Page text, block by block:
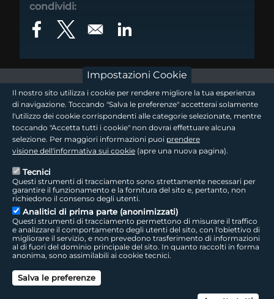
condividi:
Opens in a new window
Opens in a new windowOpens in a new window
footer - sezione logo 1
footer - sezione logo2
footer - sezione colophon
Sede Legale: Via della Liberazione, 15 - 40128 Bologna BO
Capitale Sociale interamente versato ad oggi: € 69.881.000,00 | P.IVA/C.F.
footer - sezione link utili
Seguici sui social
LepidaTV | Accessibilità | Cookie | Privacy | Social Media Policy
Impostazioni Cookie
Il nostro sito utilizza i cookie per rendere migliore la tua esperienza
di navigazione. Toccando "Salva le preferenze" accetterai solamente
l'utilizzo dei cookie corrispondenti alle categorie selezionate, mentre
toccando "Accetta tutti i cookie" non dovrai effettuare alcuna
selezione. Per maggiori informazioni puoi prendere
visione dell'informativa sui cookie (apre una nuova pagina).
Tecnici
Questi strumenti di tracciamento sono strettamente necessari per
garantire il funzionamento e la fornitura del sito e, pertanto, non
richiedono il consenso degli utenti.
Analitici di prima parte (anonimizzati)
Questi strumenti di tracciamento permettono di misurare il traffico
e analizzare il comportamento degli utenti del sito, con l'obiettivo di
migliorare il servizio, e non prevedono trasferimento di informazioni
al di fuori del dominio principale del sito. In quanto raccolti in forma
anonima, sono assimilabili ai cookie tecnici.
Salva le preferenze